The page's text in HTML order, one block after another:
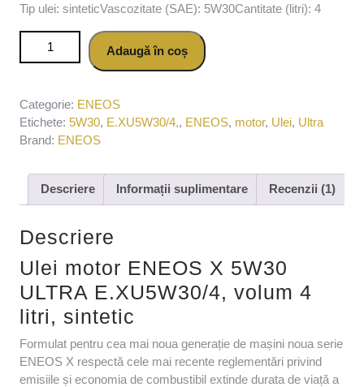
Tip ulei: sinteticVascozitate (SAE): 5W30Cantitate (litri): 4
Cantitate Ulei motor ENEOS X 5W30 ULTRA E.XU5W30/4,
volum 4 litri, sinteticAdaugă în coș
Categorie: ENEOS
Etichete: 5W30, E.XU5W30/4,, ENEOS, motor, Ulei, Ultra
Brand: ENEOS
Descriere Informații suplimentare Recenzii (1)
Descriere
Ulei motor ENEOS X 5W30
ULTRA E.XU5W30/4, volum 4
litri, sintetic
Formulat pentru cea mai noua generație de mașini noua serie
ENEOS X respectă cele mai recente reglementări privind
emisiile și economia de combustibil extinde durata de viață a